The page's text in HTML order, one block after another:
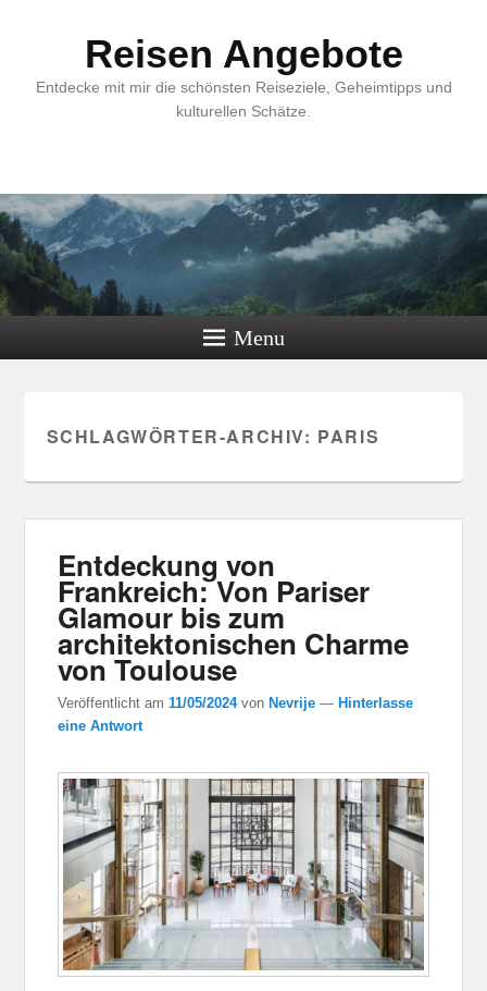
Reisen Angebote
Entdecke mit mir die schönsten Reiseziele, Geheimtipps und
kulturellen Schätze.
Menu
SCHLAGWÖRTER-ARCHIV: PARIS
Entdeckung von
Frankreich: Von Pariser
Glamour bis zum
architektonischen Charme
von Toulouse
Veröffentlicht am11/05/2024 von Nevrije — Hinterlasse
eine Antwort